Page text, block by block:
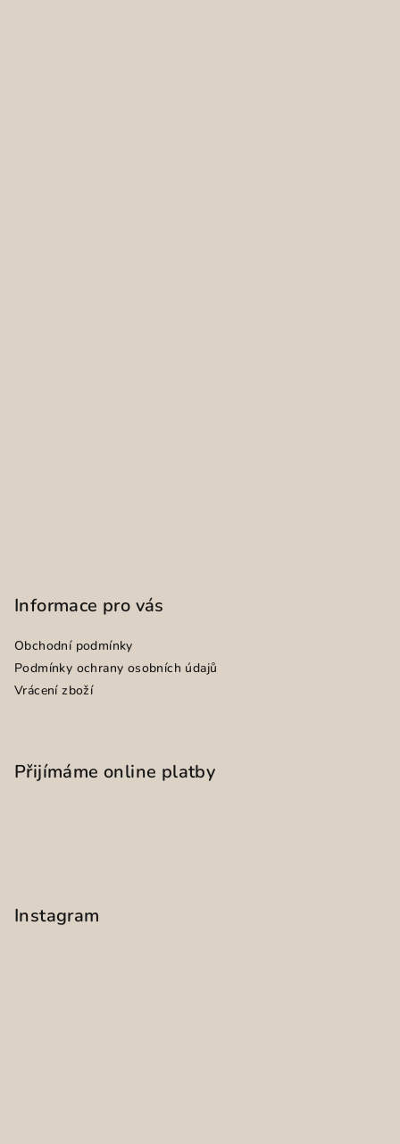
Informace pro vás
Obchodní podmínky
Podmínky ochrany osobních údajů
Vrácení zboží
Přijímáme online platby
Instagram